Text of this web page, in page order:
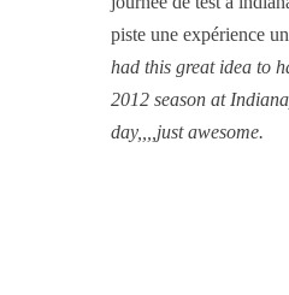
piste une expérience
had this great idea to
2012 season at
day,,,,just awesome.